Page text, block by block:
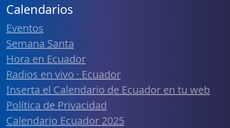
Calendarios
Eventos
Semana Santa
Hora en Ecuador
Radios en vivo · Ecuador
Inserta el Calendario de Ecuador en tu web
Política de Privacidad
Calendario Ecuador 2025